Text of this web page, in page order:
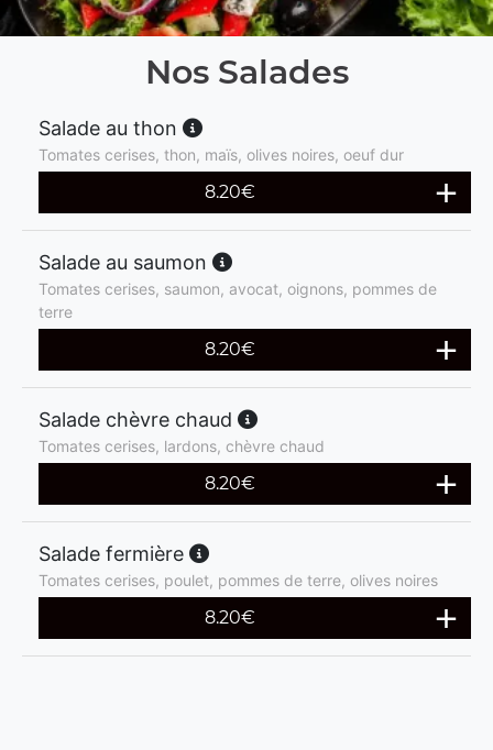
Nos Salades
Salade au thon
Tomates cerises, thon, maïs, olives noires, oeuf dur
8.20€
Salade au saumon
Tomates cerises, saumon, avocat, oignons, pommes de
terre
8.20€
Salade chèvre chaud
Tomates cerises, lardons, chèvre chaud
8.20€
Salade fermière
Tomates cerises, poulet, pommes de terre, olives noires
8.20€